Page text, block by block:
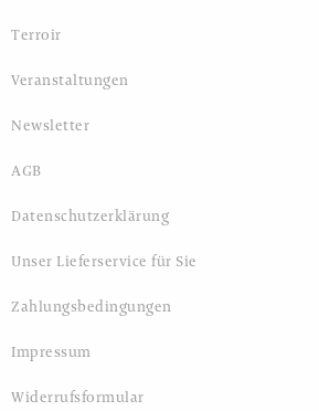
Terroir
Veranstaltungen
Newsletter
AGB
Datenschutzerklärung
Unser Lieferservice für Sie
Zahlungsbedingungen
Impressum
Widerrufsformular